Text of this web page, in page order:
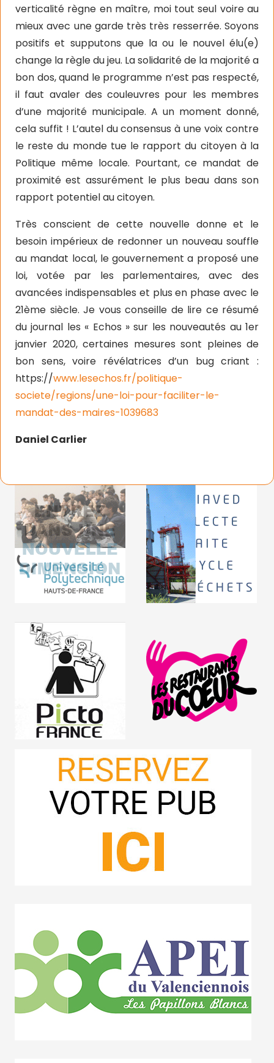
verticalité règne en maître, moi tout seul voire au
mieux avec une garde très très resserrée. Soyons
positifs et supputons que la ou le nouvel élu(e)
change la règle du jeu. La solidarité de la majorité a
bon dos, quand le programme n’est pas respecté,
il faut avaler des couleuvres pour les membres
d’une majorité municipale. A un moment donné,
cela suffit ! L’autel du consensus à une voix contre
le reste du monde tue le rapport du citoyen à la
Politique même locale. Pourtant, ce mandat de
proximité est assurément le plus beau dans son
rapport potentiel au citoyen.
Très conscient de cette nouvelle donne et le
besoin impérieux de redonner un nouveau souffle
au mandat local, le gouvernement a proposé une
loi, votée par les parlementaires, avec des
avancées indispensables et plus en phase avec le
21ème siècle. Je vous conseille de lire ce résumé
du journal les « Echos » sur les nouveautés au 1er
janvier 2020, certaines mesures sont pleines de
bon sens, voire révélatrices d’un bug criant :
https://www.lesechos.fr/politique-
societe/regions/une-loi-pour-faciliter-le-
mandat-des-maires-1039683
Daniel Carlier